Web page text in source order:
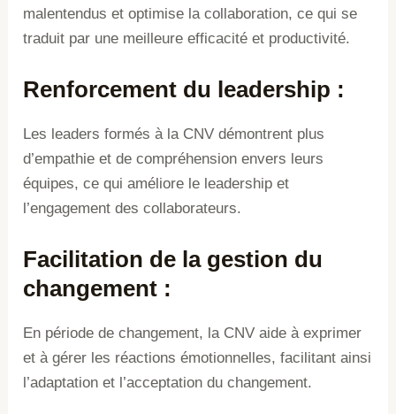
malentendus et optimise la collaboration, ce qui se
traduit par une meilleure efficacité et productivité.
Renforcement du leadership :
Les leaders formés à la CNV démontrent plus
d’empathie et de compréhension envers leurs
équipes, ce qui améliore le leadership et
l’engagement des collaborateurs.
Facilitation de la gestion du
changement :
En période de changement, la CNV aide à exprimer
et à gérer les réactions émotionnelles, facilitant ainsi
l’adaptation et l’acceptation du changement.